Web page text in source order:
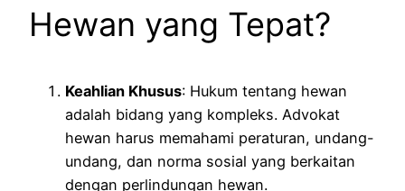
Hewan yang Tepat?
Keahlian Khusus: Hukum tentang hewan
adalah bidang yang kompleks. Advokat
hewan harus memahami peraturan, undang-
undang, dan norma sosial yang berkaitan
dengan perlindungan hewan.